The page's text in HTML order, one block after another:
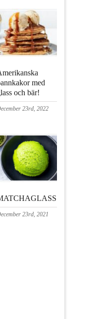
med
och bär!
23rd, 2022
23rd, 2021